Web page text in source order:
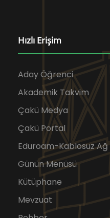
Hızlı Erişim
Aday Öğrenci
Akademik Takvim
Çakü Medya
Çakü Portal
Eduroam-Kablosuz Ağ
Günün Menüsü
Kütüphane
Mevzuat